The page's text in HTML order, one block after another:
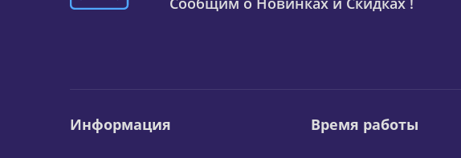
Информация Время работы